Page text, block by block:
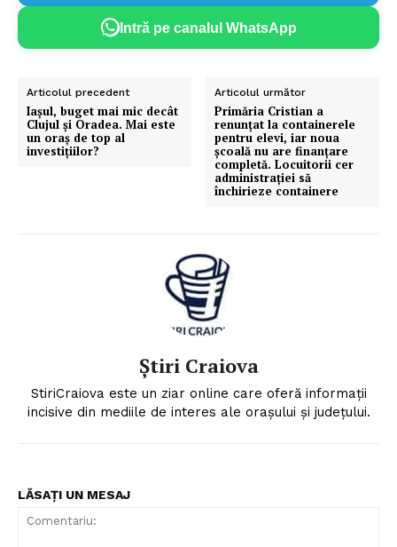
Intră pe canalul WhatsApp
Articolul precedent
Iașul, buget mai mic decât
Clujul și Oradea. Mai este
un oraș de top al
investițiilor?
Articolul următor
Primăria Cristian a
renunțat la containerele
pentru elevi, iar noua
școală nu are finanțare
completă. Locuitorii cer
administrației să
închirieze containere
Știri Craiova
StiriCraiova este un ziar online care oferă informații
incisive din mediile de interes ale orașului și județului.
LĂSAȚI UN MESAJ